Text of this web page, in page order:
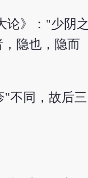
论》："少阴之
隐也，隐而
"不同，故后三